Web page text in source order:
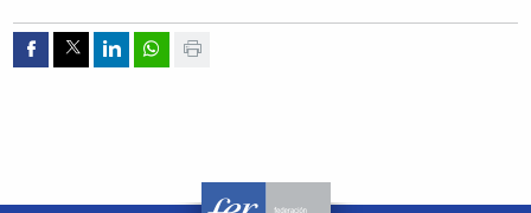
Compartir por Facebook
Compartir por Twitter
Compartir por Linkedin
Compartir por whatsapp
Imprimir